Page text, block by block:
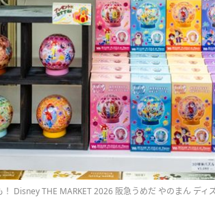
Disney THE MARKET 2026 阪急うめだ やのまん ディ